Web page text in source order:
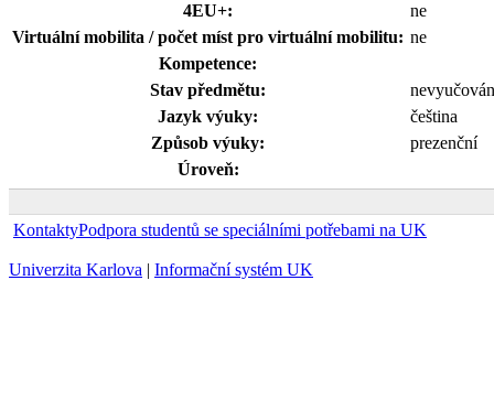
4EU+:
ne
Virtuální mobilita / počet míst pro virtuální mobilitu: ne
Kompetence:
Stav předmětu:
nevyučován
Jazyk výuky:
čeština
Způsob výuky:
prezenční
Úroveň:
KontaktyPodpora studentů se speciálními potřebami na UK
Univerzita Karlova | Informační systém UK